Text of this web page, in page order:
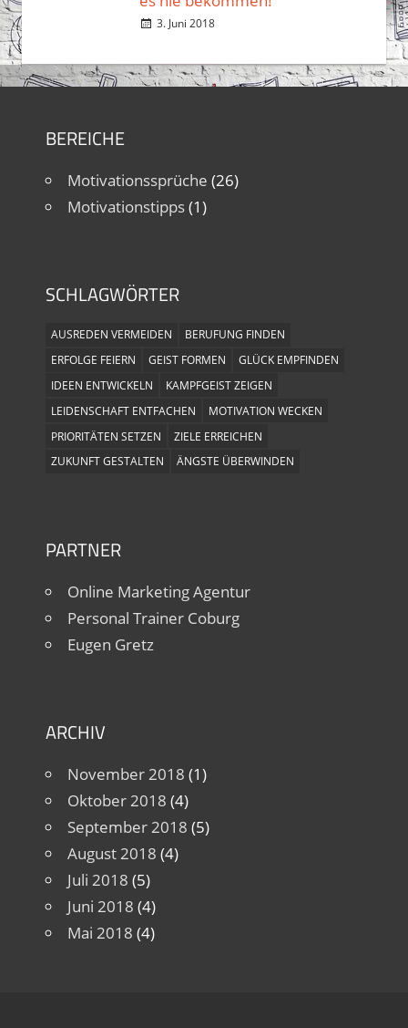
3. Juni 2018
BEREICHE
Motivationssprüche (26)
Motivationstipps(1)
SCHLAGWÖRTER
AUSREDEN VERMEIDEN
BERUFUNG FINDEN
ERFOLGE FEIERN
GEIST FORMEN
GLÜCK EMPFINDEN
IDEEN ENTWICKELN
KAMPFGEIST ZEIGEN
LEIDENSCHAFT ENTFACHEN
MOTIVATION WECKEN
PRIORITÄTEN SETZEN
ZIELE ERREICHEN
ZUKUNFT GESTALTEN
ÄNGSTE ÜBERWINDEN
PARTNER
Online Marketing Agentur
Personal Trainer Coburg
Eugen Gretz
ARCHIV
November 2018 (1)
Oktober 2018 (4)
September 2018 (5)
August 2018 (4)
Juli 2018 (5)
Juni 2018 (4)
Mai 2018 (4)